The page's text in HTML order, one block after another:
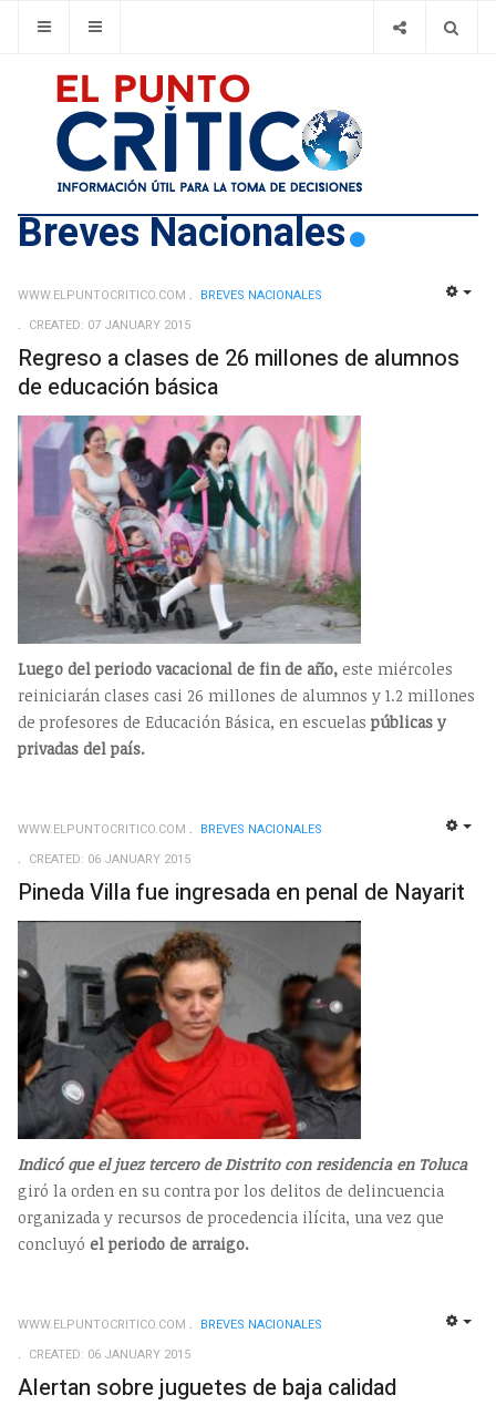
Breves Nacionales
WWW.ELPUNTOCRITICO.COM
BREVES NACIONALES
CREATED: 07 JANUARY 2015
Regreso a clases de 26 millones de alumnos
de educación básica
Luego del periodo vacacional de fin de año, este miércoles
reiniciarán clases casi 26 millones de alumnos y 1.2 millones
de profesores de Educación Básica, en escuelaspúblicas y
privadas del país.
WWW.ELPUNTOCRITICO.COM
BREVES NACIONALES
CREATED: 06 JANUARY 2015
Pineda Villa fue ingresada en penal de Nayarit
Indicó que el juez tercero de Distrito con residencia en Toluca
giró la orden en su contra por los delitos de delincuencia
organizada y recursos de procedencia ilícita, una vez que
concluyó el periodo de arraigo.
WWW.ELPUNTOCRITICO.COM
BREVES NACIONALES
CREATED: 06 JANUARY 2015
Alertan sobre juguetes de baja calidad